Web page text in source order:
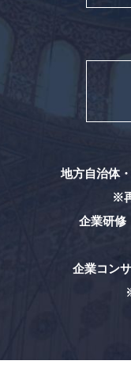
地方自治体
※
企業研修
企業コン